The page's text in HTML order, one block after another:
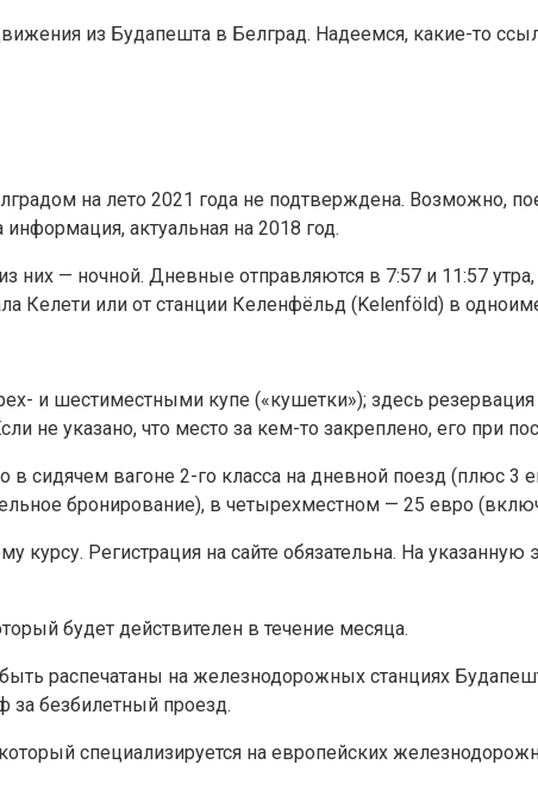
из Будапешта в Белград. Надеемся, какие-то
на лето 2021 года не подтверждена. Возможно,
актуальная на 2018 год.
них — ночной. Дневные отправляются в 7:57 и 11:57
Келети или от станции Келенфёльд (Kelenföld) в
и шестиместными купе («кушетки»); здесь резервация
не указано, что место за кем-то закреплено, его при
сидячем вагоне 2-го класса на дневной поезд (плюс 3
бронирование), в четырехместном — 25 евро
курсу. Регистрация на сайте обязательна. На
будет действителен в течение месяца.
распечатаны на железнодорожных станциях
за безбилетный проезд.
специализируется на европейских